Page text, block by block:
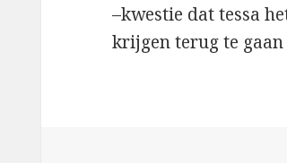
–kwestie dat tessa
krijgen terug te